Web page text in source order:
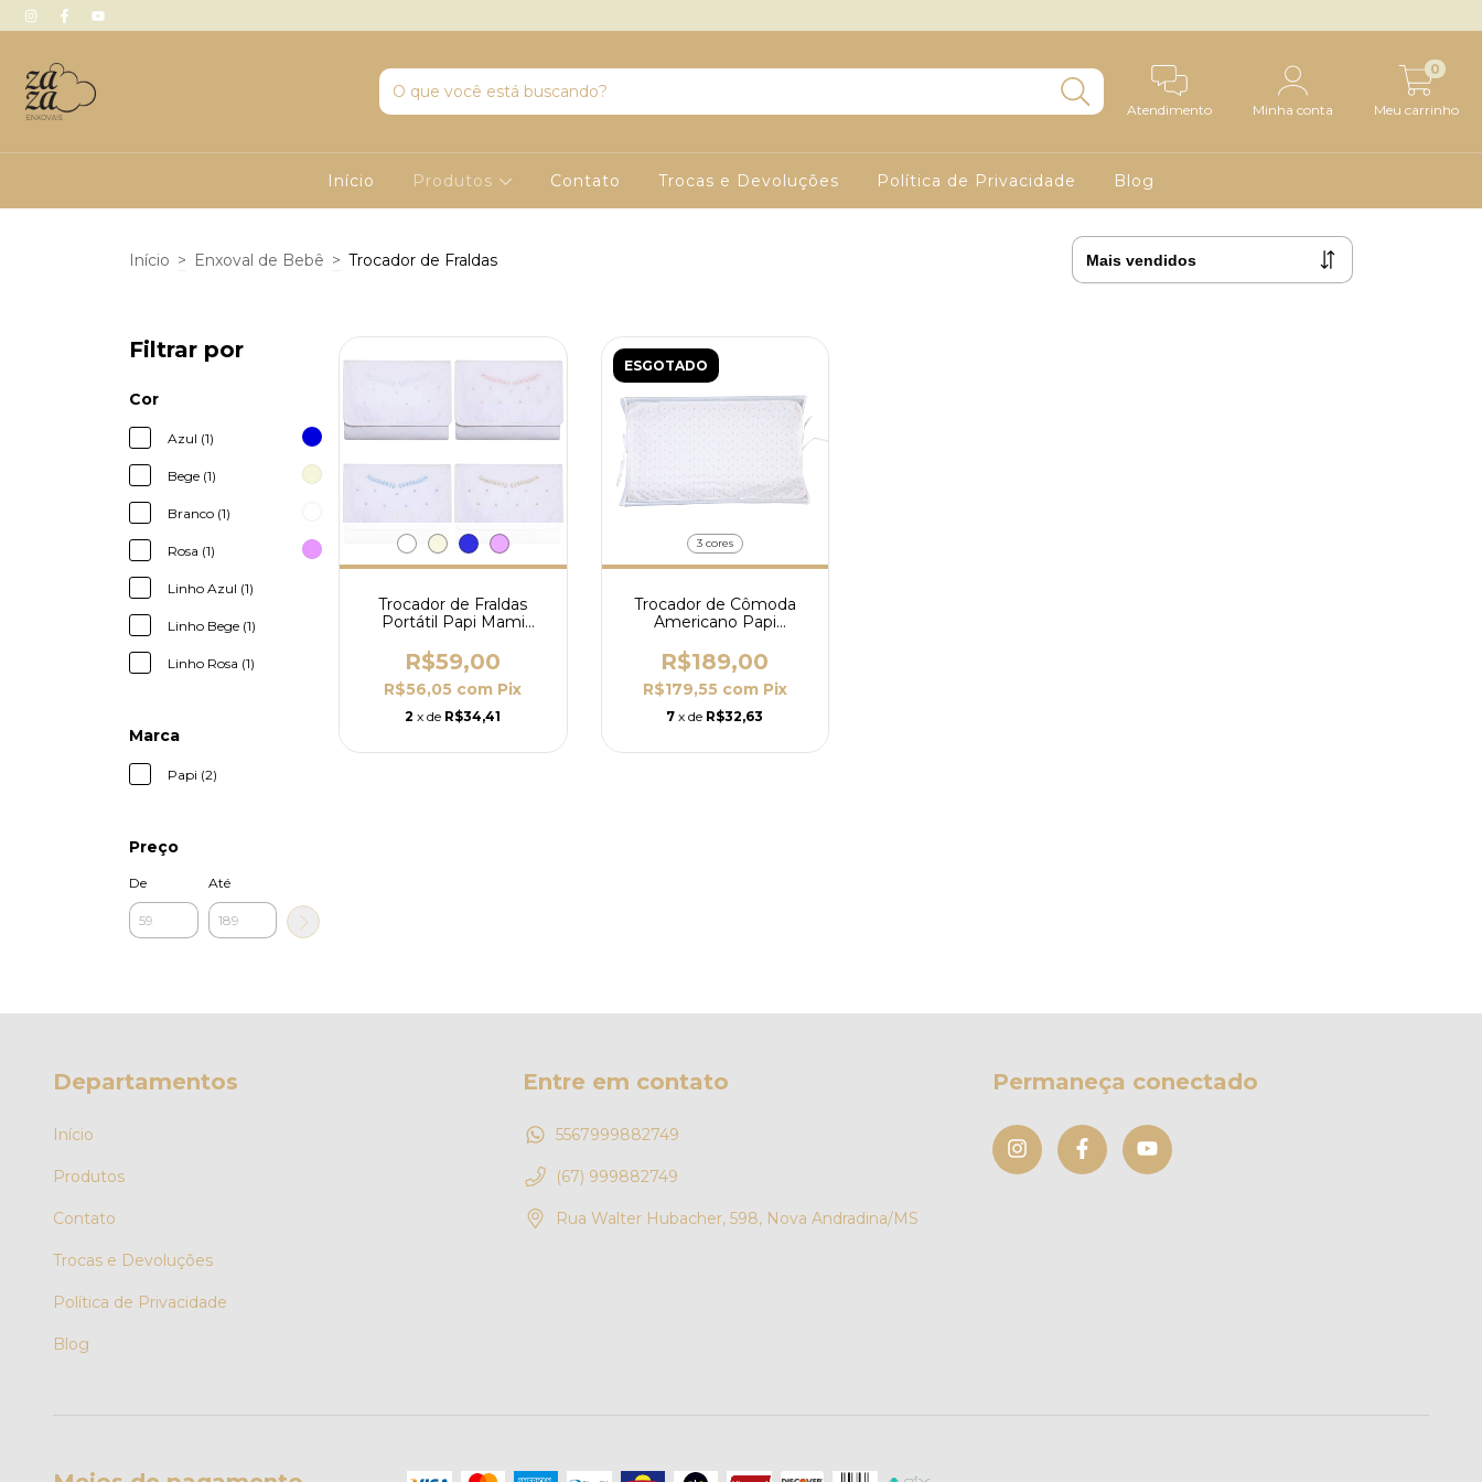
Atendimento Minha conta Meu carrinho
0
Início Produtos Contato Trocas e Devoluções Política de Privacidade Blog
Início > Enxoval de Bebê > Trocador de Fraldas
Filtrar por
Cor
Azul (1)
Bege (1)
Branco (1)
Rosa (1)
Linho Azul (1)
Linho Bege (1)
Linho Rosa (1)
Marca
Papi (2)
Preço
De Até
Trocador de Fraldas
Portátil Papi Mami
Fraldas e Bolsos
R$59,00
R$56,05 com Pix
2 x de R$34,41
ESGOTADO
3 cores
Trocador de Cômoda
Americano Papi
Impermeável -
70x40x13cm
R$189,00
R$179,55 com Pix
7 x de R$32,63
Departamentos
Início
Produtos
Contato
Trocas e Devoluções
Política de Privacidade
Blog
Entre em contato
5567999882749
(67) 999882749
Rua Walter Hubacher, 598, Nova Andradina/MS
Permaneça conectado